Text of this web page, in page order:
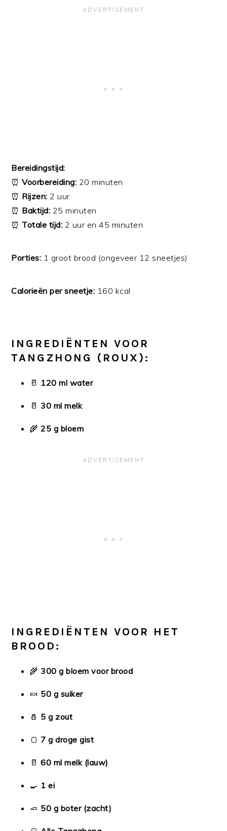
Bereidingstijd:
⏰Voorbereiding: 20 minuten
⏰ Rijzen: 2 uur
⏰ Baktijd: 25 minuten
⏰ Totale tijd: 2 uur en 45 minuten
Porties: 1 groot brood (ongeveer 12 sneetjes)
Calorieën per sneetje: 160 kcal
INGREDIËNTEN VOOR
TANGZHONG (ROUX):
🥛 120 ml water
🥛 30 ml melk
🌾25 g bloem
INGREDIËNTEN VOOR HET
BROOD:
🌾 300 g bloem voor brood
🍬 50 g suiker
🧂 5 g zout
🍞 7 g droge gist
🥛60 ml melk (lauw)
🍳 1 ei
🧈 50 g boter (zacht)